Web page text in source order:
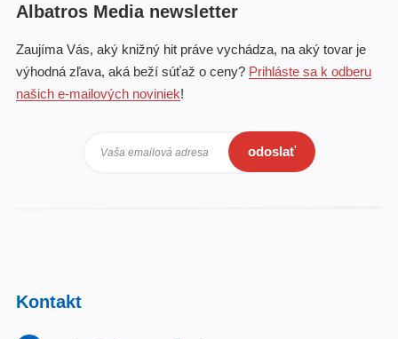
Albatros Media newsletter
Zaujíma Vás, aký knižný hit práve vychádza, na aký tovar je
výhodná zľava, aká beží súťaž o ceny? Prihláste sa k odberu
našich e-mailových noviniek!
Vaša emailová adresa odoslať
Kontakt